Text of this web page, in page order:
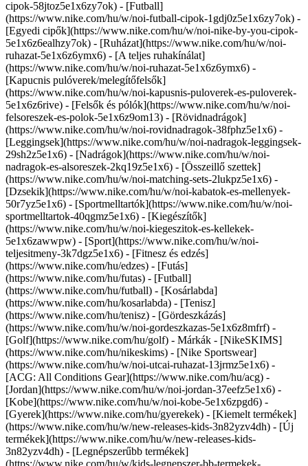
cipok-58jtoz5e1x6zy7ok) - [Futball]
(https://www.nike.com/hu/w/noi-futball-cipok-1gdj0z5e1x6zy7ok) -
[Egyedi cipők](https://www.nike.com/hu/w/noi-nike-by-you-cipok-
5e1x6z6ealhzy7ok) - [Ruházat](https://www.nike.com/hu/w/noi-
ruhazat-5e1x6z6ymx6) - [A teljes ruhakínálat]
(https://www.nike.com/hu/w/noi-ruhazat-5e1x6z6ymx6) -
[Kapucnis pulóverek/melegítőfelsők]
(https://www.nike.com/hu/w/noi-kapusnis-puloverek-es-puloverek-
5e1x6z6rive) - [Felsők és pólók](https://www.nike.com/hu/w/noi-
felsoreszek-es-polok-5e1x6z9om13) - [Rövidnadrágok]
(https://www.nike.com/hu/w/noi-rovidnadragok-38fphz5e1x6) -
[Leggingsek](https://www.nike.com/hu/w/noi-nadragok-leggingsek-
29sh2z5e1x6) - [Nadrágok](https://www.nike.com/hu/w/noi-
nadragok-es-alsoreszek-2kq19z5e1x6) - [Összeillő szettek]
(https://www.nike.com/hu/w/noi-matching-sets-2lukpz5e1x6) -
[Dzsekik](https://www.nike.com/hu/w/noi-kabatok-es-mellenyek-
50r7yz5e1x6) - [Sportmelltartók](https://www.nike.com/hu/w/noi-
sportmelltartok-40qgmz5e1x6) - [Kiegészítők]
(https://www.nike.com/hu/w/noi-kiegeszitok-es-kellekek-
5e1x6zawwpw) - [Sport](https://www.nike.com/hu/w/noi-
teljesitmeny-3k7dgz5e1x6) - [Fitnesz és edzés]
(https://www.nike.com/hu/edzes) - [Futás]
(https://www.nike.com/hu/futas) - [Futball]
(https://www.nike.com/hu/futball) - [Kosárlabda]
(https://www.nike.com/hu/kosarlabda) - [Tenisz]
(https://www.nike.com/hu/tenisz) - [Gördeszkázás]
(https://www.nike.com/hu/w/noi-gordeszkazas-5e1x6z8mfrf) -
[Golf](https://www.nike.com/hu/golf) - Márkák - [NikeSKIMS]
(https://www.nike.com/hu/nikeskims) - [Nike Sportswear]
(https://www.nike.com/hu/w/noi-utcai-ruhazat-13jrmz5e1x6) -
[ACG: All Conditions Gear](https://www.nike.com/hu/acg) -
[Jordan](https://www.nike.com/hu/w/noi-jordan-37eefz5e1x6) -
[Kobe](https://www.nike.com/hu/w/noi-kobe-5e1x6zpgd6) -
[Gyerek](https://www.nike.com/hu/gyerekek) - [Kiemelt termékek]
(https://www.nike.com/hu/w/new-releases-kids-3n82yzv4dh) - [Új
termékek](https://www.nike.com/hu/w/new-releases-kids-
3n82yzv4dh) - [Legnépszerűbb termékek]
(https://www.nike.com/hu/w/kids-legnepszer-bb-termekek-